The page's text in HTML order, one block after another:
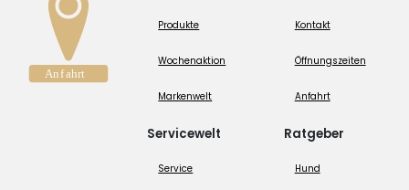
Produkte
Wochenaktion
Markenwelt
Servicewelt
Service
Kontakt
Öffnungszeiten
Anfahrt
Ratgeber
Hund